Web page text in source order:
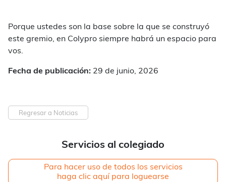
Servicios al colegiado
Para hacer uso de todos los servicios
haga clic aquí para loguearse
Porque ustedes son la base sobre la que se construyó
este gremio, en Colypro siempre habrá un espacio para
vos.
Fecha de publicación: 29 de junio, 2026
Regresar a Noticias